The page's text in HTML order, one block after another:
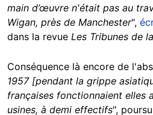
main d’œuvre n'était pas au
Wigan, près de Manchester",
dans la revue Les Tribunes de
Conséquence là encore de
1957 [pendant la grippe
françaises fonctionnaient elles
usines, à demi effectifs",